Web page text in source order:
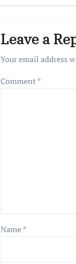
Leave a
Your email address
Comment*
Name*